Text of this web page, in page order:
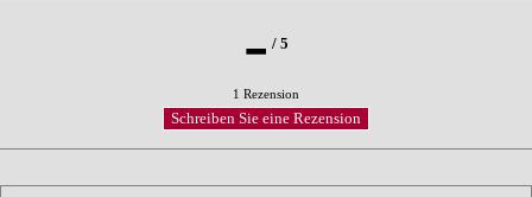
- / 5
1 Rezension